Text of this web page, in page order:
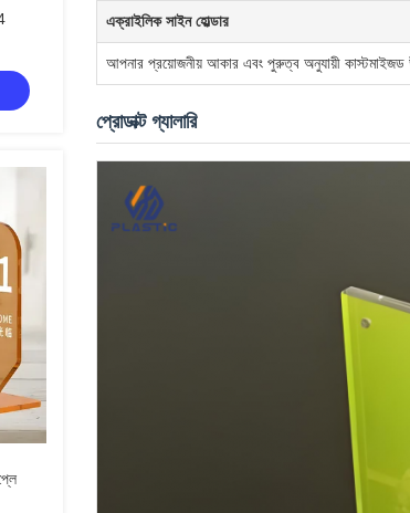
এক্রাইলিক সাইন হোল্ডার
আপনার প্রয়োজনীয় আকার এবং পুরুত্ব অনুযায়ী কাস্টমাইজড
প্রোডাক্ট গ্যালারি